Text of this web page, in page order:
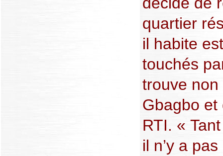
quartier
il habite
touchés
trouve
Gbagbo et
RTI. «
il n’y a